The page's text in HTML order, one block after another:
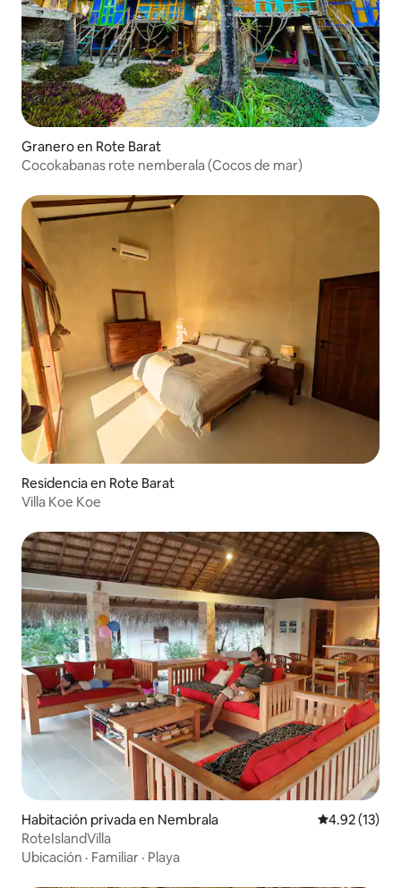
Granero en Rote Barat
Cocokabanas rote nemberala (Cocos de mar)
Residencia en Rote Barat
Villa Koe Koe
Habitación privada en Nembrala Calificación
4.92 (13)
RoteIslandVilla
Ubicación · Familiar · Playa